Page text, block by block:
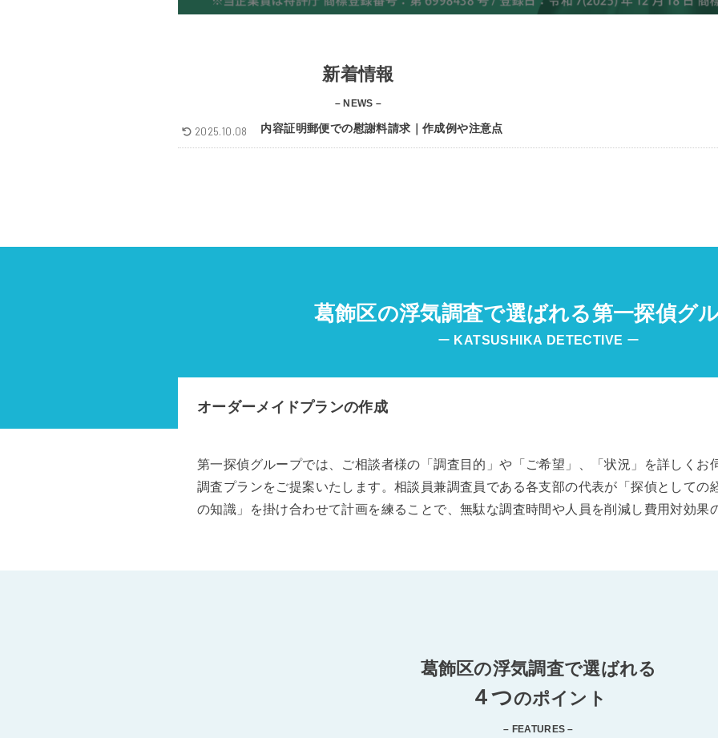
新着情報
– NEWS –
内容証明郵便での慰謝料請求｜作成例や注意点
2025.10.08
葛飾区の浮気調査で選ばれる第一探偵グ
ー KATSUSHIKA DETECTIVE ー
オーダーメイドプランの作成
第一探偵グループでは、ご相談者様の「調査目的」や「ご希望」、「状況」を詳しくお
調査プランをご提案いたします。相談員兼調査員である各支部の代表が「探偵としての
の知識」を掛け合わせて計画を練ることで、無駄な調査時間や人員を削減し費用対効果
葛飾区の浮気調査で選ばれる
４つのポイント
– FEATURES –